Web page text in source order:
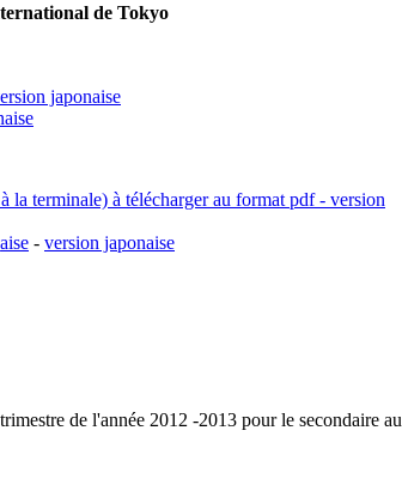
de Tokyo
japonaise
la terminale) à télécharger au format pdf - version
- version japonaise
de l'année 2012 -2013 pour le secondaire au